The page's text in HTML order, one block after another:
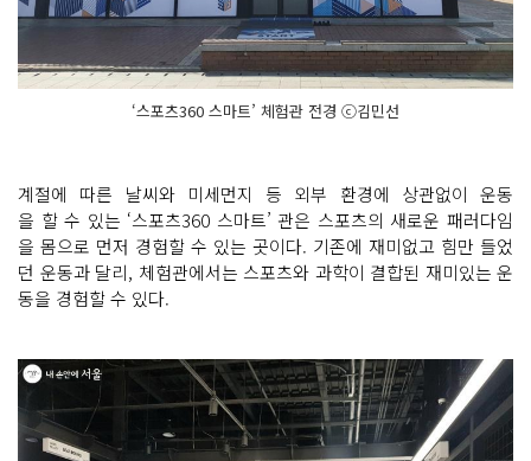
‘스포츠360 스마트’ 체험관 전경 ⓒ김민선
계절에 따른 날씨와 미세먼지 등 외부 환경에 상관없이 운동
을 할 수 있는 ‘스포츠360 스마트’ 관은 스포츠의 새로운 패러다임
을 몸으로 먼저 경험할 수 있는 곳이다. 기존에 재미없고 힘만 들었
던 운동과 달리, 체험관에서는 스포츠와 과학이 결합된 재미있는 운
동을 경험할 수 있다.